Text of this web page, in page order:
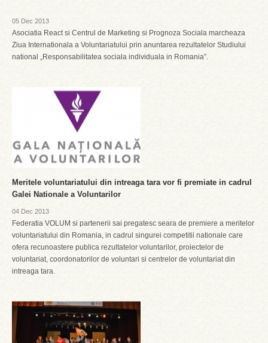
05 Dec 2013
Asociatia React si Centrul de Marketing si Prognoza Sociala marcheaza
Ziua Internationala a Voluntariatului prin anuntarea rezultatelor Studiului
national „Responsabilitatea sociala individuala in Romania”.
Meritele voluntariatului din intreaga tara vor fi premiate in cadrul
Galei Nationale a Voluntarilor
04 Dec 2013
Federatia VOLUM si partenerii sai pregatesc seara de premiere a meritelor
voluntariatului din Romania, in cadrul singurei competitii nationale care
ofera recunoastere publica rezultatelor voluntarilor, proiectelor de
voluntariat, coordonatorilor de voluntari si centrelor de voluntariat din
intreaga tara.